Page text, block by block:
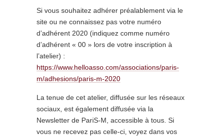
Si vous souhaitez adhérer préalablement via le
site ou ne connaissez pas votre numéro
d’adhérent 2020 (indiquez comme numéro
d’adhérent « 00 » lors de votre inscription à
l’atelier) :
https://www.helloasso.com/associations/paris-
m/adhesions/paris-m-2020
La tenue de cet atelier, diffusée sur les réseaux
sociaux, est également diffusée via la
Newsletter de PariS-M, accessible à tous. Si
vous ne recevez pas celle-ci, voyez dans vos